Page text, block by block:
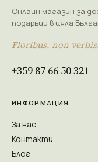
Онлайн магазин за
подаръци в цяла
Floribus, non
+359 87 66 50 321
ИНФОРМАЦИЯ
За нас
Контакти
Блог